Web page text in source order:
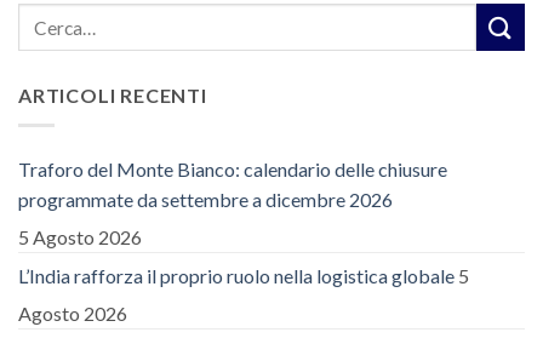
ARTICOLI RECENTI
Traforo del Monte Bianco: calendario delle chiusure
programmate da settembre a dicembre 2026
5 Agosto 2026
L’India rafforza il proprio ruolo nella logistica globale 5
Agosto 2026